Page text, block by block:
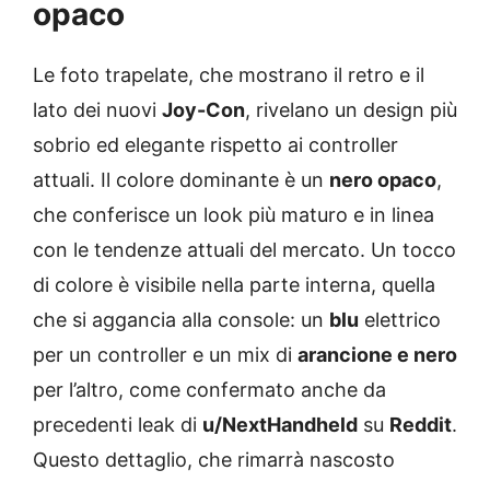
opaco
Le foto trapelate, che mostrano il retro e il
lato dei nuovi Joy-Con, rivelano un design più
sobrio ed elegante rispetto ai controller
attuali. Il colore dominante è un nero opaco,
che conferisce un look più maturo e in linea
con le tendenze attuali del mercato. Un tocco
di colore è visibile nella parte interna, quella
che si aggancia alla console: un blu elettrico
per un controller e un mix di arancione e nero
per l’altro, come confermato anche da
precedenti leak di u/NextHandheld su Reddit.
Questo dettaglio, che rimarrà nascosto